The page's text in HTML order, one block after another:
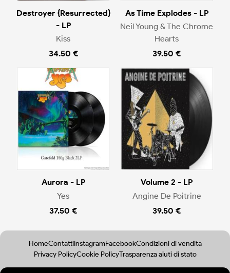
Destroyer {Resurrected}
- LP
Kiss
34.50 €
As Time Explodes - LP
Neil Young & The Chrome
Hearts
39.50 €
Aurora - LP
Yes
37.50 €
Volume 2 - LP
Angine De Poitrine
39.50 €
HomeContattiInstagramFacebookCondizioni di vendita
Privacy PolicyCookie PolicyTrasparenza aiuti di stato